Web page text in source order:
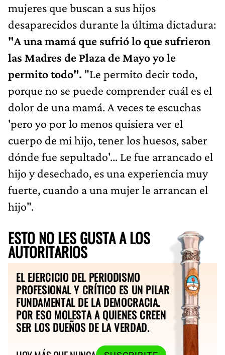
mujeres que buscan a sus hijos
desaparecidos durante la última dictadura:
"A una mamá que sufrió lo que sufrieron
las Madres de Plaza de Mayo yo le
permito todo". "Le permito decir todo,
porque no se puede comprender cuál es el
dolor de una mamá. A veces te escuchas
'pero yo por lo menos quisiera ver el
cuerpo de mi hijo, tener los huesos, saber
dónde fue sepultado'... Le fue arrancado el
hijo y desechado, es una experiencia muy
fuerte, cuando a una mujer le arrancan el
hijo".
ESTO NO LES GUSTA A LOS
AUTORITARIOS
EL EJERCICIO DEL PERIODISMO
PROFESIONAL Y CRÍTICO ES UN PILAR
FUNDAMENTAL DE LA DEMOCRACIA.
POR ESO MOLESTA A QUIENES CREEN
SER LOS DUEÑOS DE LA VERDAD.